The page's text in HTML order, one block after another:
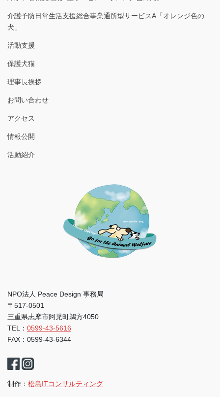
介護予防日常生活支援総合事業通所型サービスA「オレンジ色の
犬」
活動支援
保護犬猫
理事長挨拶
お問い合わせ
アクセス
情報公開
活動紹介
NPO法人 Peace Design 事務局
〒517-0501
三重県志摩市阿児町鵜方4050
TEL： 0599-43-5616
FAX：0599-43-6344
制作： 松島ITコンサルティング